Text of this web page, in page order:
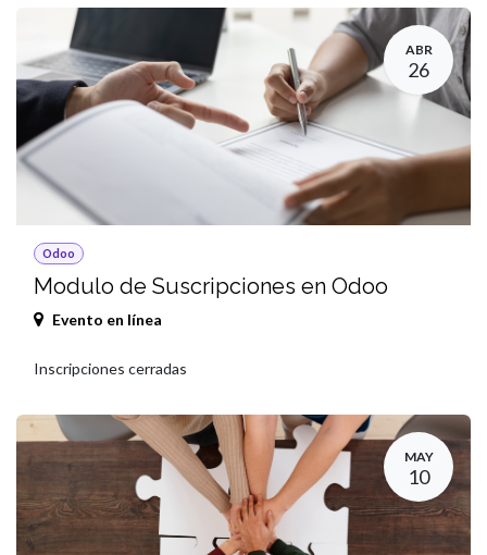
ABR
26
Odoo
Modulo de Suscripciones en Odoo
Evento en línea
Inscripciones cerradas
MAY
10